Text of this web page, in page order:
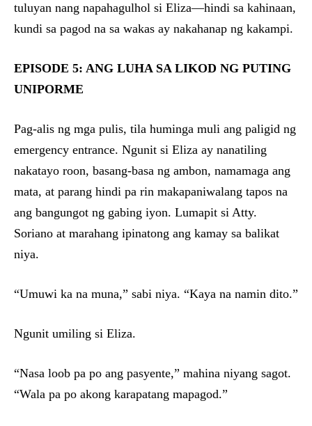
tuluyan nang napahagulhol si Eliza—hindi sa kahinaan,
kundi sa pagod na sa wakas ay nakahanap ng kakampi.
EPISODE 5: ANG LUHA SA LIKOD NG PUTING
UNIPORME
Pag-alis ng mga pulis, tila huminga muli ang paligid ng
emergency entrance. Ngunit si Eliza ay nanatiling
nakatayo roon, basang-basa ng ambon, namamaga ang
mata, at parang hindi pa rin makapaniwalang tapos na
ang bangungot ng gabing iyon. Lumapit si Atty.
Soriano at marahang ipinatong ang kamay sa balikat
niya.
“Umuwi ka na muna,” sabi niya. “Kaya na namin dito.”
Ngunit umiling si Eliza.
“Nasa loob pa po ang pasyente,” mahina niyang sagot.
“Wala pa po akong karapatang mapagod.”